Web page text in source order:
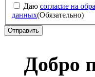
Даю согласие на
данных(Обязательно)
Добро